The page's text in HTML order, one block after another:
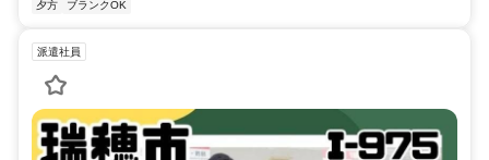
夕方
ブランクOK
派遣社員